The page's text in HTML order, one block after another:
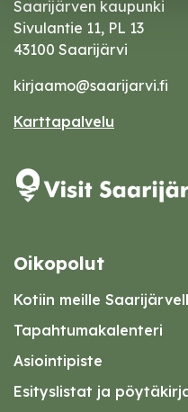
Saarijärven kaupunki
Sivulantie 11, PL 13
43100 Saarijärvi
kirjaamo@saarijarvi.fi
Karttapalvelu
Oikopolut
Kotiin meille
Tapahtumakalenteri
Asiointipiste
Esityslistat ja